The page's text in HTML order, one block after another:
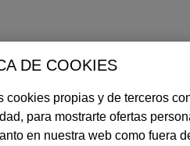
DE COOKIES
cookies propias y de terceros
para mostrarte ofertas
en nuestra web como fuera